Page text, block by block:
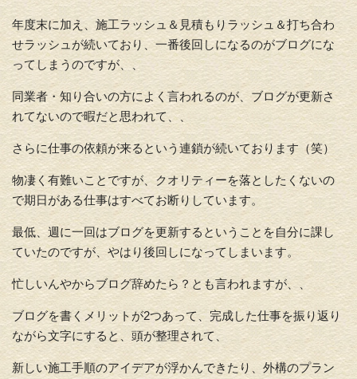
年度末に加え、施工ラッシュ＆見積もりラッシュ＆打ち合わ
せラッシュが続いており、一番後回しになるのがブログにな
ってしまうのですが、、
同業者・知り合いの方によく言われるのが、ブログが更新さ
れてないので暇だと思われて、、
さらに仕事の依頼が来るという連鎖が続いております（笑）
物凄く有難いことですが、クオリティーを落としたくないの
で期日がある仕事はすべてお断りしています。
最低、週に一回はブログを更新するということを自分に課し
ていたのですが、やはり後回しになってしまいます。
忙しいんやからブログ辞めたら？とも言われますが、、
ブログを書くメリットが2つあって、完成した仕事を振り返り
ながら文字にすると、頭が整理されて、
新しい施工手順のアイデアが浮かんできたり、外構のプラン